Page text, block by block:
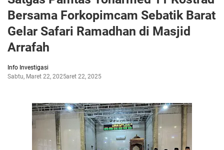
Bersama Forkopimcam Sebatik Barat
Gelar Safari Ramadhan di Masjid
Arrafah
Info Investigasi
Sabtu, Maret 22, 2025Maret 22, 2025